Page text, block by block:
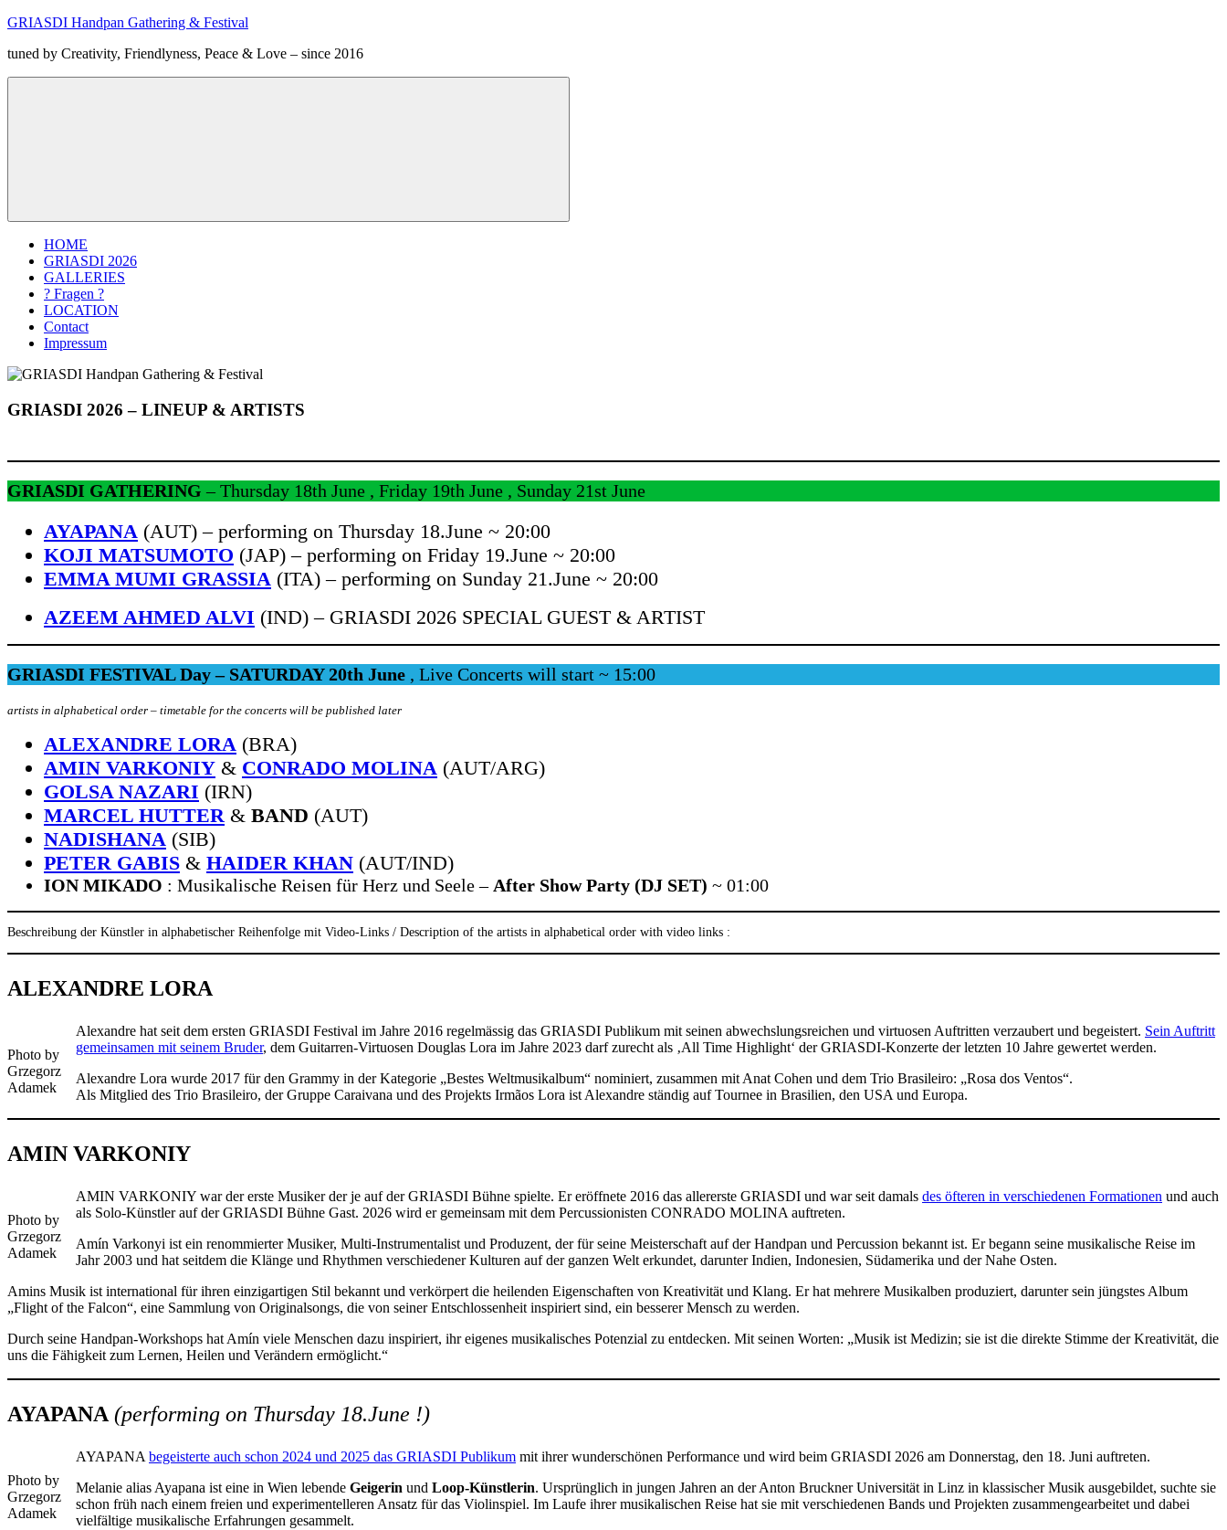
Zum
springen
GRIASDI Handpan Gathering & Festival
tuned by Creativity, Friendlyness, Peace & Love – since 2016
Menü
HOME
GRIASDI 2026
GALLERIES
? Fragen ?
LOCATION
Contact
Impressum
GRIASDI 2026 – LINEUP & ARTISTS
GRIASDI GATHERING– Thursday 18th June , Friday 19th June , Sunday 21st June
AYAPANA (AUT) – performing on Thursday 18.June ~ 20:00
KOJI MATSUMOTO (JAP) – performing on Friday 19.June ~ 20:00
EMMA MUMI GRASSIA (ITA) – performing on Sunday 21.June ~ 20:00
AZEEM AHMED ALVI (IND) – GRIASDI 2026 SPECIAL GUEST & ARTIST
GRIASDI FESTIVAL Day – SATURDAY 20th June , Live Concerts will start ~ 15:00
artists in alphabetical order – timetable for the concerts will be published later
ALEXANDRE LORA (BRA)
AMIN VARKONIY & CONRADO MOLINA (AUT/ARG)
GOLSA NAZARI (IRN)
MARCEL HUTTER & BAND (AUT)
NADISHANA (SIB)
PETER GABIS & HAIDER KHAN (AUT/IND)
ION MIKADO : Musikalische Reisen für Herz und Seele –After Show Party (DJ SET) ~ 01:00
Beschreibung der Künstler in alphabetischer Reihenfolge mit Video-Links / Description of the artists in alphabetical order with video links :
ALEXANDRE LORA
Photo by
Grzegorz
Adamek
Alexandre hat seit dem ersten GRIASDI Festival im Jahre 2016 regelmässig das GRIASDI Publikum mit seinen abwechslungsreichen und virtuosen Auftritten verzaubert und begeistert. Sein Auftritt
gemeinsamen mit seinem Bruder, dem Guitarren-Virtuosen Douglas Lora im Jahre 2023 darf zurecht als ‚All Time Highlight‘ der GRIASDI-Konzerte der letzten 10 Jahre gewertet werden.
Alexandre Lora wurde 2017 für den Grammy in der Kategorie „Bestes Weltmusikalbum“ nominiert, zusammen mit Anat Cohen und dem Trio Brasileiro: „Rosa dos Ventos“.
Als Mitglied des Trio Brasileiro, der Gruppe Caraivana und des Projekts Irmãos Lora ist Alexandre ständig auf Tournee in Brasilien, den USA und Europa.
AMIN VARKONIY
Photo by
Grzegorz
Adamek
AMIN VARKONIY war der erste Musiker der je auf der GRIASDI Bühne spielte. Er eröffnete 2016 das allererste GRIASDI und war seit damals des öfteren in verschiedenen Formationen und auch
als Solo-Künstler auf der GRIASDI Bühne Gast. 2026 wird er gemeinsam mit dem Percussionisten CONRADO MOLINA auftreten.
Amín Varkonyi ist ein renommierter Musiker, Multi-Instrumentalist und Produzent, der für seine Meisterschaft auf der Handpan und Percussion bekannt ist. Er begann seine musikalische Reise im
Jahr 2003 und hat seitdem die Klänge und Rhythmen verschiedener Kulturen auf der ganzen Welt erkundet, darunter Indien, Indonesien, Südamerika und der Nahe Osten.
Amins Musik ist international für ihren einzigartigen Stil bekannt und verkörpert die heilenden Eigenschaften von Kreativität und Klang. Er hat mehrere Musikalben produziert, darunter sein jüngstes Album
„Flight of the Falcon“, eine Sammlung von Originalsongs, die von seiner Entschlossenheit inspiriert sind, ein besserer Mensch zu werden.
Durch seine Handpan-Workshops hat Amín viele Menschen dazu inspiriert, ihr eigenes musikalisches Potenzial zu entdecken. Mit seinen Worten: „Musik ist Medizin; sie ist die direkte Stimme der Kreativität, die
uns die Fähigkeit zum Lernen, Heilen und Verändern ermöglicht.“
AYAPANA (performing on Thursday 18.June !)
Photo by
Grzegorz
Adamek
AYAPANAbegeisterte auch schon 2024 und 2025 das GRIASDI Publikum mit ihrer wunderschönen Performance und wird beim GRIASDI 2026 am Donnerstag, den 18. Juni auftreten.
Melanie alias Ayapana ist eine in Wien lebende Geigerin und Loop-Künstlerin. Ursprünglich in jungen Jahren an der Anton Bruckner Universität in Linz in klassischer Musik ausgebildet, suchte sie
schon früh nach einem freien und experimentelleren Ansatz für das Violinspiel. Im Laufe ihrer musikalischen Reise hat sie mit verschiedenen Bands und Projekten zusammengearbeitet und dabei
vielfältige musikalische Erfahrungen gesammelt.